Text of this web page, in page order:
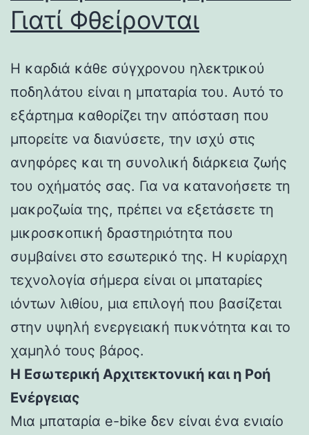
Γιατί Φθείρονται
Η καρδιά κάθε σύγχρονου ηλεκτρικού
ποδηλάτου είναι η μπαταρία του. Αυτό το
εξάρτημα καθορίζει την απόσταση που
μπορείτε να διανύσετε, την ισχύ στις
ανηφόρες και τη συνολική διάρκεια ζωής
του οχήματός σας. Για να κατανοήσετε τη
μακροζωία της, πρέπει να εξετάσετε τη
μικροσκοπική δραστηριότητα που
συμβαίνει στο εσωτερικό της. Η κυρίαρχη
τεχνολογία σήμερα είναι οι μπαταρίες
ιόντων λιθίου, μια επιλογή που βασίζεται
στην υψηλή ενεργειακή πυκνότητα και το
χαμηλό τους βάρος.
Η Εσωτερική Αρχιτεκτονική και η Ροή
Ενέργειας
Μια μπαταρία e-bike δεν είναι ένα ενιαίο